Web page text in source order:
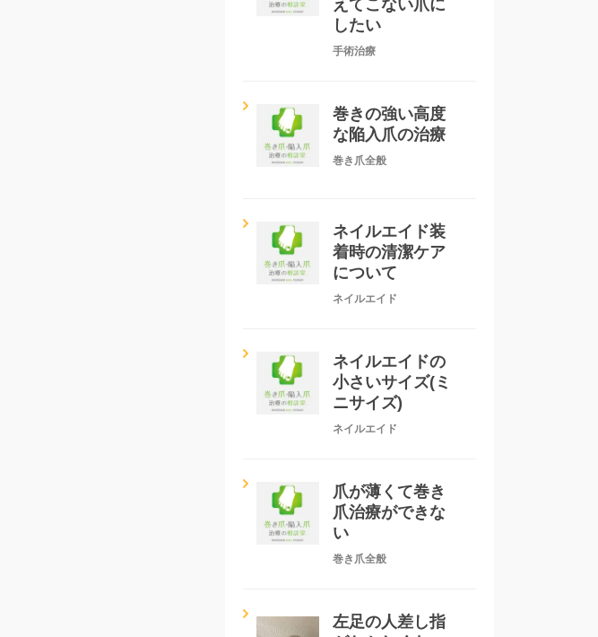
えてこない爪に
したい
手術治療
巻きの強い高度
な陥入爪の治療
巻き爪全般
ネイルエイド装
着時の清潔ケア
について
ネイルエイド
ネイルエイドの
小さいサイズ(ミ
ニサイズ)
ネイルエイド
爪が薄くて巻き
爪治療ができな
い
巻き爪全般
左足の人差し指